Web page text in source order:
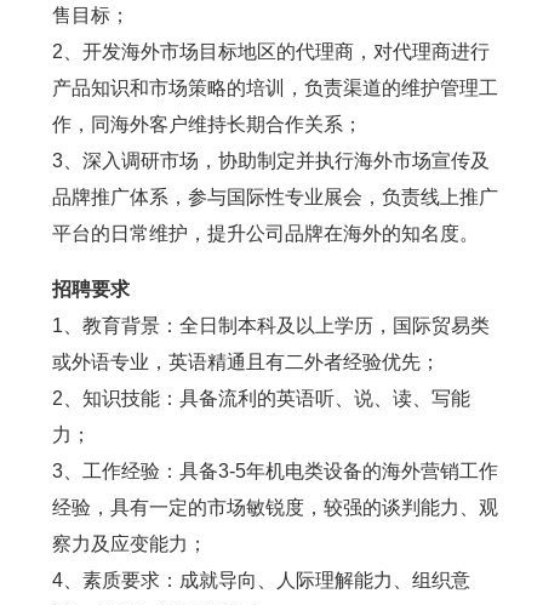
售目标；
2、开发海外市场目标地区的代理商，对代理商进行
产品知识和市场策略的培训，负责渠道的维护管理工
作，同海外客户维持长期合作关系；
3、深入调研市场，协助制定并执行海外市场宣传及
品牌推广体系，参与国际性专业展会，负责线上推广
平台的日常维护，提升公司品牌在海外的知名度。
招聘要求
1、教育背景：全日制本科及以上学历，国际贸易类
或外语专业，英语精通且有二外者经验优先；
2、知识技能：具备流利的英语听、说、读、写能
力；
3、工作经验：具备3-5年机电类设备的海外营销工作
经验，具有一定的市场敏锐度，较强的谈判能力、观
察力及应变能力；
4、素质要求：成就导向、人际理解能力、组织意